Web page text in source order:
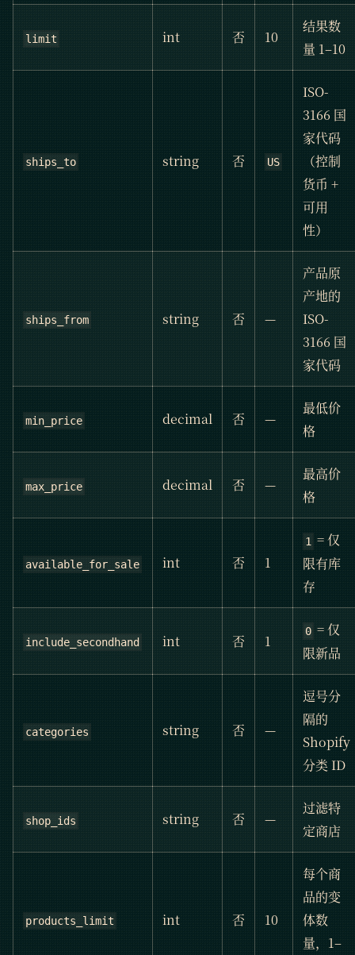
limit int 否 10
结果数
量 1–10
ships_to string 否 US
ISO-
3166 国
家代码
（控制
货币 +
可用
性）
ships_from string 否 —
产品原
产地的
ISO-
3166 国
家代码
min_price decimal 否 —
最低价
格
max_price decimal 否 —
最高价
格
available_for_sale int 否 1
1 = 仅
限有库
存
include_secondhand int 否 1
0 = 仅
限新品
categories string 否 —
逗号分
隔的
Shopify
分类 ID
shop_ids string 否 —
过滤特
定商店
products_limit int 否 10
每个商
品的变
体数
量，1–